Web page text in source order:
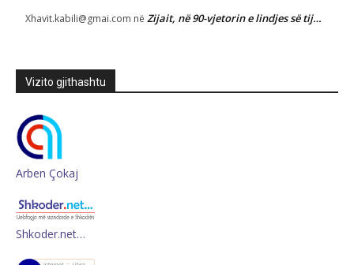
Xhavit.kabili@gmai.com në Zijait, në 90-vjetorin e lindjes së tij…
Vizito gjithashtu
Arben Çokaj
Shkoder.net…